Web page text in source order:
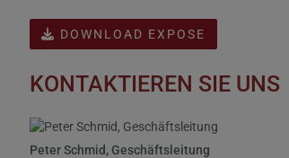
DOWNLOAD EXPOSE
KONTAKTIEREN SIE UNS
Peter Schmid, Geschäftsleitung